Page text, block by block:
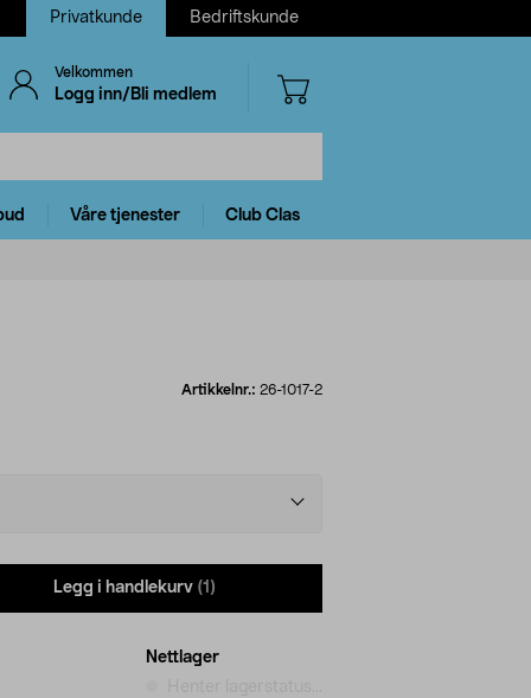
Privatkunde Bedriftskunde
Velkommen
Logg inn/Bli medlem
Våre tjenester Club Clas
Artikkelnr.: 26-1017-2
Legg i handlekurv (1)
Nettlager